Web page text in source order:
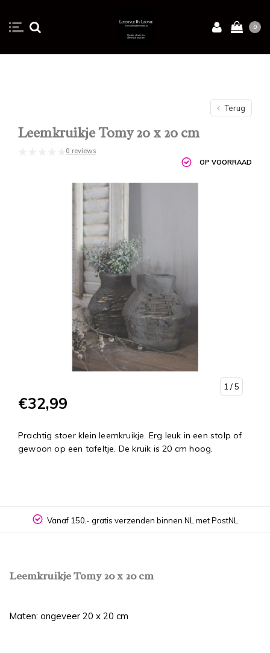
0
Terug
Leemkruikje Tomy 20 x 20 cm
0 reviews
OP VOORRAAD
1 / 5
€32,99
Prachtig stoer klein leemkruikje. Erg leuk in een stolp of
gewoon op een tafeltje. De kruik is 20 cm hoog.
Vanaf 150,- gratis verzenden binnen NL met PostNL
Leemkruikje Tomy 20 x 20 cm
Maten: ongeveer 20 x 20 cm